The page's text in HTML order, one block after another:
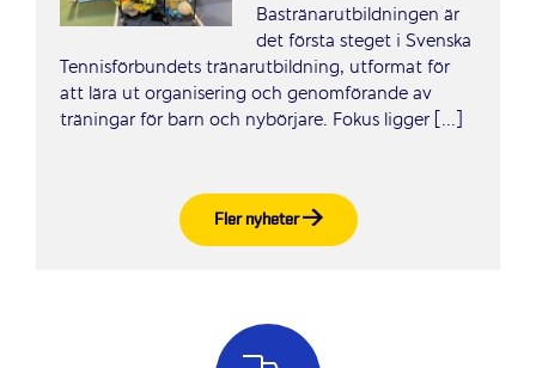
Bastränarutbildningen är
det första steget i Svenska
Tennisförbundets tränarutbildning, utformat för
att lära ut organisering och genomförande av
träningar för barn och nybörjare. Fokus ligger [...]
Fler nyheter